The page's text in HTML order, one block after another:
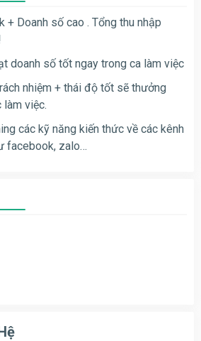
+ Doanh số cao . Tổng thu nhập
doanh số tốt ngay trong ca làm việc
nhiệm + thái độ tốt sẽ thưởng
việc.
các kỹ năng kiến thức về các kênh
facebook, zalo…